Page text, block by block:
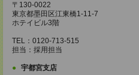
〒130-0022
東京都墨田区江東橋1-11-7
ホテイビル3階
TEL：0120-713-515
担当：採用担当
宇都宮支店